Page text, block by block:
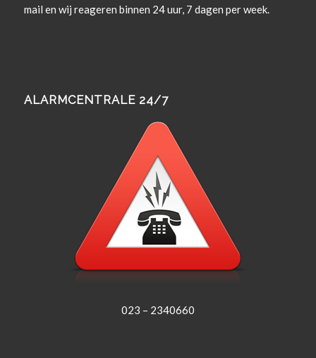
mail en wij rea­geren bin­nen 24 uur, 7 dagen per week.
ALARMCENTRALE 24/7
023 – 2340660